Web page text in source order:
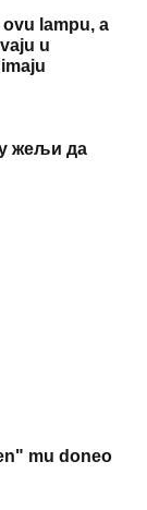
lampu, a
u
у жељи да
mu doneo